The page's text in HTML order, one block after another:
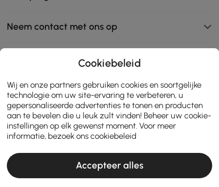
Neem contact met ons op
4.8
star
rating
ZERTIFIZIERTE BEWERTUNGEN
Cookiebeleid
Wij en onze partners gebruiken cookies en soortgelijke
technologie om uw site-ervaring te verbeteren, u
gepersonaliseerde advertenties te tonen en producten
aan te bevelen die u leuk zult vinden! Beheer uw cookie-
instellingen op elk gewenst moment. Voor meer
informatie, bezoek onscookiebeleid
Accepteer alles